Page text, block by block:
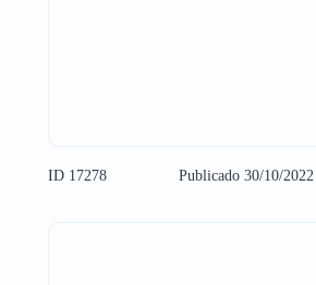
ID 17278 Publicado 30/10/2022